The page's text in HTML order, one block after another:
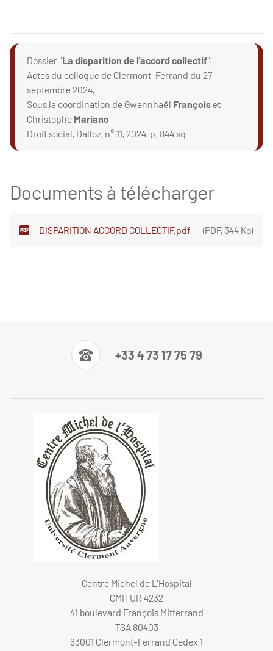
Dossier "La disparition de l’accord collectif",
Actes du colloque de Clermont-Ferrand du 27
septembre 2024,
Sous la coordination de Gwennhaël Françoiset
Christophe Mariano
Droit social, Dalloz, n° 11, 2024, p. 844 sq
Documents à télécharger
DISPARITION ACCORD COLLECTIF.pdf (PDF,344 Ko)
+33 4 73 17 75 79
Centre Michel de L'Hospital
CMH UR 4232
41 boulevard François Mitterrand
TSA 80403
63001 Clermont-Ferrand Cedex 1